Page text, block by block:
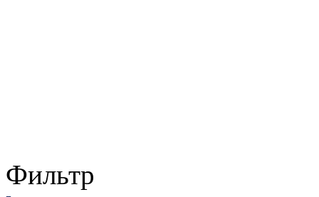
Фильтр